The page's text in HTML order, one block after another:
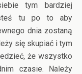
tym bardziej
tu po to aby
dnia zostaną
się skupiać i tym
że wszystko
czasie. Należy